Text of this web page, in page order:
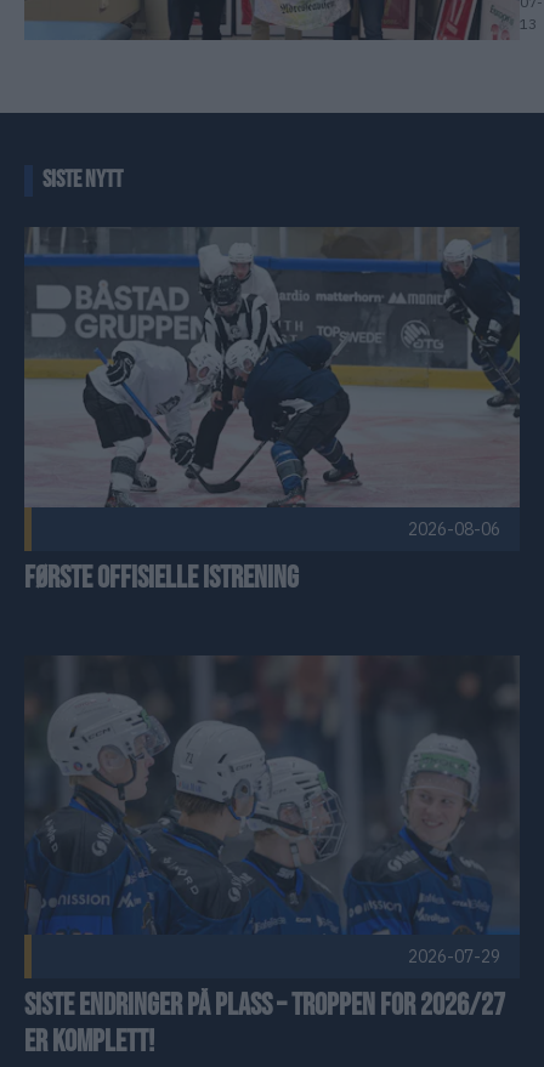
13
SISTE NYTT
Første offisielle istrening Publisert 2026-08-06
2026-08-06
Første offisielle istrening
2026-07-29
Siste endringer på plass – troppen for 2026/27
er komplett!